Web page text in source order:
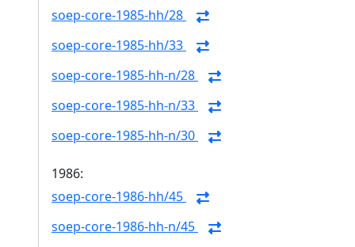
soep-core-1985-hh/28
soep-core-1985-hh/33
soep-core-1985-hh-n/28
soep-core-1985-hh-n/33
soep-core-1985-hh-n/30
1986:
soep-core-1986-hh/45
soep-core-1986-hh-n/45